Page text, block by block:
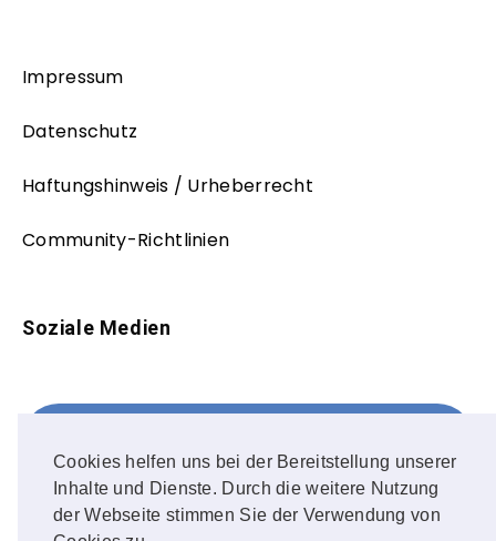
Cookies helfen uns bei der Bereitstellung unserer
Inhalte und Dienste. Durch die weitere Nutzung
der Webseite stimmen Sie der Verwendung von
Impressum
Datenschutz
Haftungshinweis / Urheberrecht
Community-Richtlinien
Soziale Medien
FOLLOW ME!
Instagram